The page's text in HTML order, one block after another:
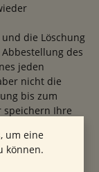
die Löschung
des
jeden
nicht die
bis zum
Ihre
um eine
können.